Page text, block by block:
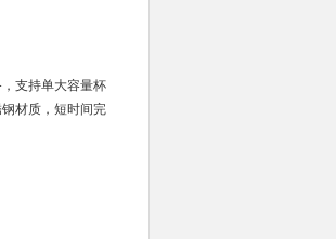
支持单大容量杯
材质，短时间完